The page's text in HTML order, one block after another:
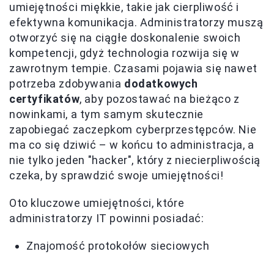
umiejętności miękkie, takie jak cierpliwość i
efektywna komunikacja. Administratorzy muszą
otworzyć się na ciągłe doskonalenie swoich
kompetencji, gdyż technologia rozwija się w
zawrotnym tempie. Czasami pojawia się nawet
potrzeba zdobywania dodatkowych
certyfikatów, aby pozostawać na bieżąco z
nowinkami, a tym samym skutecznie
zapobiegać zaczepkom cyberprzestępców. Nie
ma co się dziwić – w końcu to administracja, a
nie tylko jeden "hacker", który z niecierpliwością
czeka, by sprawdzić swoje umiejętności!
Oto kluczowe umiejętności, które
administratorzy IT powinni posiadać:
Znajomość protokołów sieciowych